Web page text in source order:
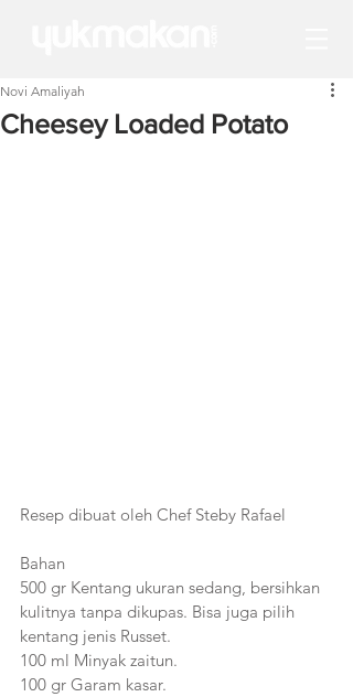
Cheesey Loaded Potato
Novi Amaliyah
Resep dibuat oleh Chef Steby Rafael
Bahan
500 gr Kentang ukuran sedang, bersihkan
kulitnya tanpa dikupas. Bisa juga pilih
kentang jenis Russet.
100 ml Minyak zaitun.
100 gr Garam kasar.